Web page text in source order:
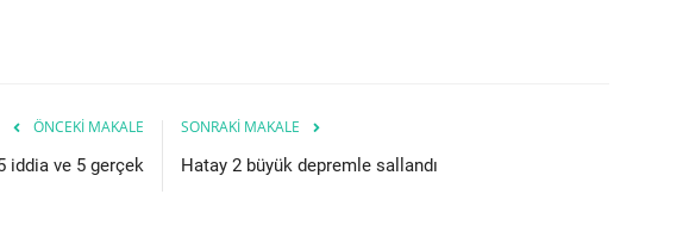
ÖNCEKI MAKALE
iddia ve 5 gerçek
SONRAKI MAKALE
Hatay 2 büyük depremle sallandı